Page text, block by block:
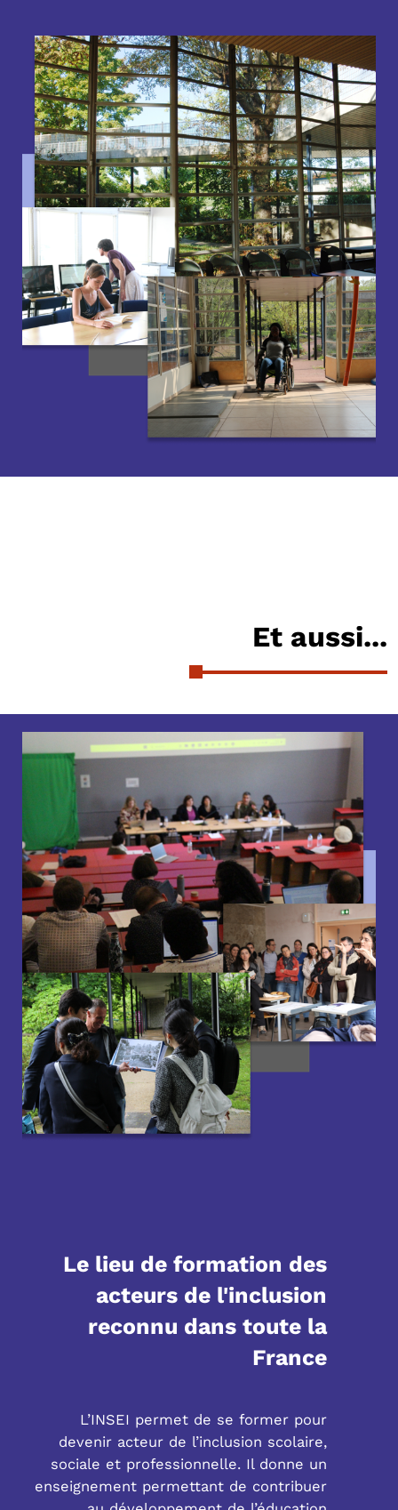
Et aussi...
Le lieu de formation des
acteurs de l'inclusion
reconnu dans toute la
France
L’INSEI permet de se former pour
devenir acteur de l’inclusion scolaire,
sociale et professionnelle. Il donne un
enseignement permettant de contribuer